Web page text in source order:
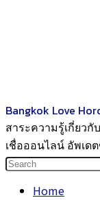
Bangkok Love
สาระความรู้เกี่ยว
เชื่อออนไลน์ อัพเ
Home